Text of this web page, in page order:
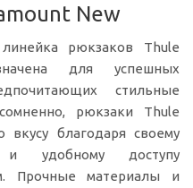
New
рюкзаков Thule
для успешных
стильные
рюкзаки Thule
вкусу благодаря своему
и удобному доступу
Прочные материалы и